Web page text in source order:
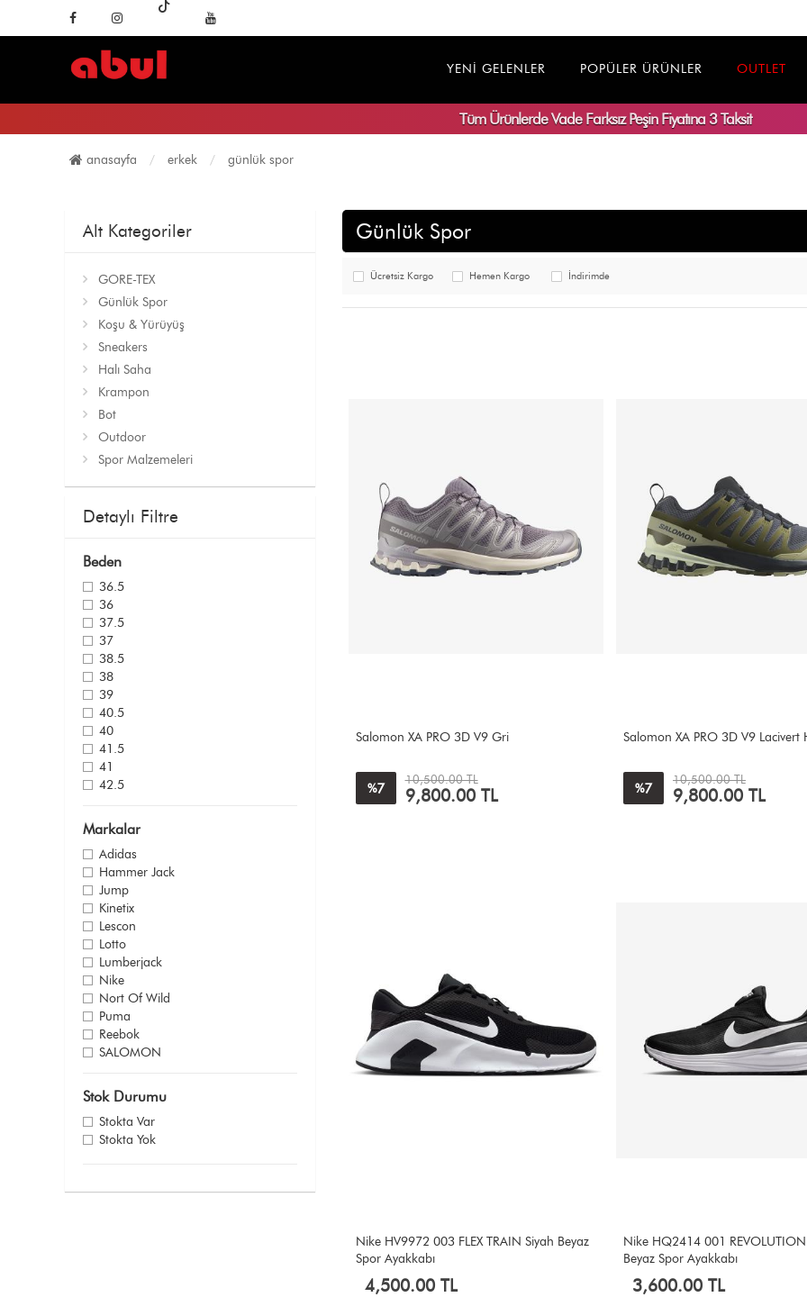
YENİ GELENLER POPÜLER ÜRÜNLER OUTLET
Tüm ÜrünlerdeVade FarksızPeşin Fiyatına 3 Taksit
anasayfa erkek günlük spor
Alt Kategoriler
GORE-TEX
Günlük Spor
Koşu & Yürüyüş
Sneakers
Halı Saha
Krampon
Bot
Outdoor
Spor Malzemeleri
Detaylı Filtre
Beden
36.5
36
37.5
37
38.5
38
39
40.5
40
41.5
41
42.5
43.5
43
44.5
44
45.5
45
46
47
Markalar
Adidas
Hammer Jack
Jump
Kinetix
Lescon
Lotto
Lumberjack
Nike
Nort Of Wild
Puma
Reebok
SALOMON
U.S. Polo Assn.
Stok Durumu
Stokta Var
Stokta Yok
Günlük Spor
Ücretsiz Kargo Hemen Kargo İndirimde
Salomon XA PRO 3D V9 Gri
%7
10,500.00 TL
9,800.00 TL
Salomon XA PRO 3D V9 Lacivert
%7
10,500.00 TL
9,800.00 TL
Nike HV9972 003 FLEX TRAIN Siyah Beyaz
Spor Ayakkabı
4,500.00 TL
Nike HQ2414 001
Beyaz Spor Ayakkabı
3,600.00 TL